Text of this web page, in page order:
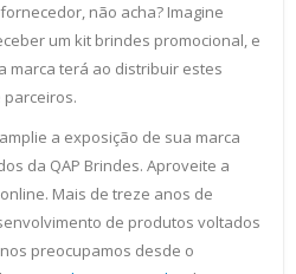
não acha? Imagine
um kit brindes promocional, e
marca terá ao distribuir estes
a exposição de sua marca
da QAP Brindes. Aproveite a
Mais de treze anos de
de produtos voltados
preocupamos desde o